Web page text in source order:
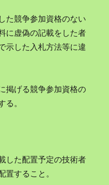
た競争参加資格のない
に虚偽の記載をした者
示した入札方法等に違
掲げる競争参加資格の
る。
した配置予定の技術者
置すること。